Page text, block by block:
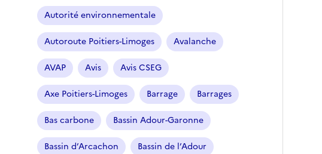
Autorité environnementale
Autoroute Poitiers-Limoges Avalanche
AVAP Avis Avis CSEG
Axe Poitiers-Limoges Barrage Barrages
Bas carbone Bassin Adour-Garonne
Bassin d’Arcachon Bassin de l’Adour